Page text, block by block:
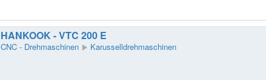
HANKOOK - VTC 200 E
CNC - Drehmaschinen Karusselldrehmaschinen